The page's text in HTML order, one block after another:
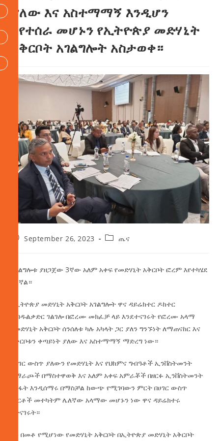
ያለው እና አስተማማኝ እንዲሆን
እየተሰራ መሆኑን የኢትዮጵያ መድሃኒት
አቅርቦት አገልግሎት አስታወቀ።
September 26, 2023 ጤና
አገልግሎቱ ያዘጋጀው 3ኛው አለም አቀፍ የመድሃኒት አቅርቦት ፎረም እየተካሄደ
ይገኛል።
የኢትዮጵያ መድሃኒት አቅርቦት አገልግሎት ዋና ዳይሬክተር ዶክተር
አብዱልቃድር ገልገሎ በፎረሙ መክፈቻ ላይ እንደተናገሩት የፎረሙ አላማ
በመድሃኒት አቅርቦት ሰንሰለቱ ካሉ አካላት ጋር ያለን ግንኙነት ለማጠናከር እና
አቅርቦቱን ቀጣይነት ያለው እና አስተማማኝ ማድረግ ነው።
በሀገር ውስጥ ያለውን የመድሃኒት እና የህክምና ግብዓቶች ኢንቨስትመንት
አማራጮች በማስተዋወቅ እና አለም አቀፍ አምራቾች በዘርፉ ኢንቨስትመንት
በስፋት እንዲሰማሩ በማስቻል ከውጭ የሚገባውን ምርት በሀገር ውስጥ
ምርቶች መተካትም ሌለኛው አላማው መሆኑን ነው ዋና ዳይሬክተሩ
የተናገሩት።
83 በመቶ የሚሆነው የመድሃኒት አቅርቦት በኢትዮጵያ መድሃኒት አቅርቦት